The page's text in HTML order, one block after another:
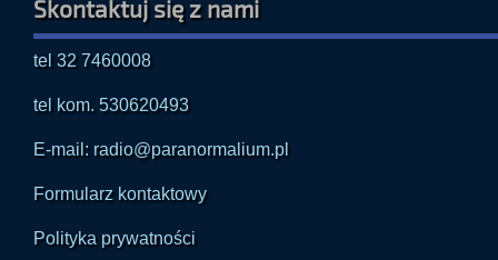
Skontaktuj się z nami
tel 32 7460008
tel kom. 530620493
E-mail: radio@paranormalium.pl
Formularz kontaktowy
Polityka prywatności